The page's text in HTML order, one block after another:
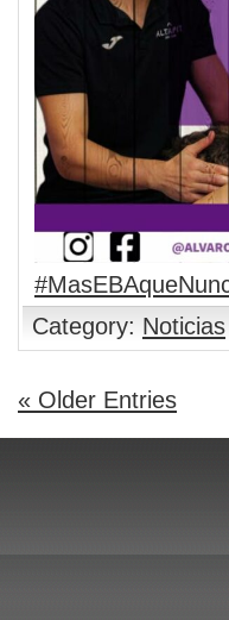
Category: Noticias
« Older Entries